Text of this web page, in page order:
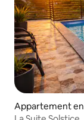
Appartement en